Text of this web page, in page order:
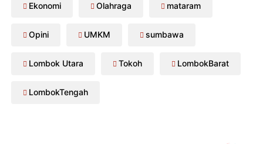
Ekonomi Olahraga mataram
Opini UMKM sumbawa
Lombok Utara Tokoh LombokBarat
LombokTengah